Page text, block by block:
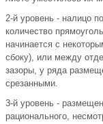
2-й уровень - налицо
количество
начинается с
сбоку), или между
зазоры, у ряда
срезанными.
3-й уровень -
рационального,